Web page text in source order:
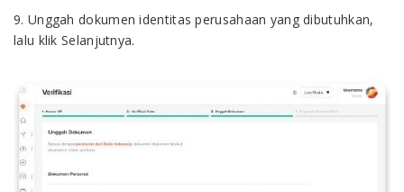
9. Unggah dokumen identitas perusahaan yang dibutuhkan,
lalu klik Selanjutnya.